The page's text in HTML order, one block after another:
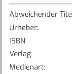
Abweichender
Urheber:
ISBN:
Verlag:
Medienart: